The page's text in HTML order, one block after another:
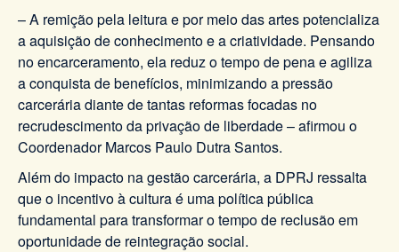
– A remição pela leitura e por meio das artes potencializa
a aquisição de conhecimento e a criatividade. Pensando
no encarceramento, ela reduz o tempo de pena e agiliza
a conquista de benefícios, minimizando a pressão
carcerária diante de tantas reformas focadas no
recrudescimento da privação de liberdade ­– afirmou o
Coordenador Marcos Paulo Dutra Santos.
Além do impacto na gestão carcerária, a DPRJ ressalta
que o incentivo à cultura é uma política pública
fundamental para transformar o tempo de reclusão em
oportunidade de reintegração social.